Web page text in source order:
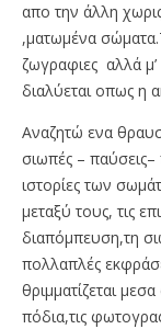
απο την άλλη
,ματωμένα
ζωγραφιες αλλά
διαλύεται οπως η
Αναζητώ ενα
σιωπές –
ιστορίες των
μεταξύ τους, τις
διαπόμπευση,τη
πολλαπλές
θριμματίζεται
πόδια,τις